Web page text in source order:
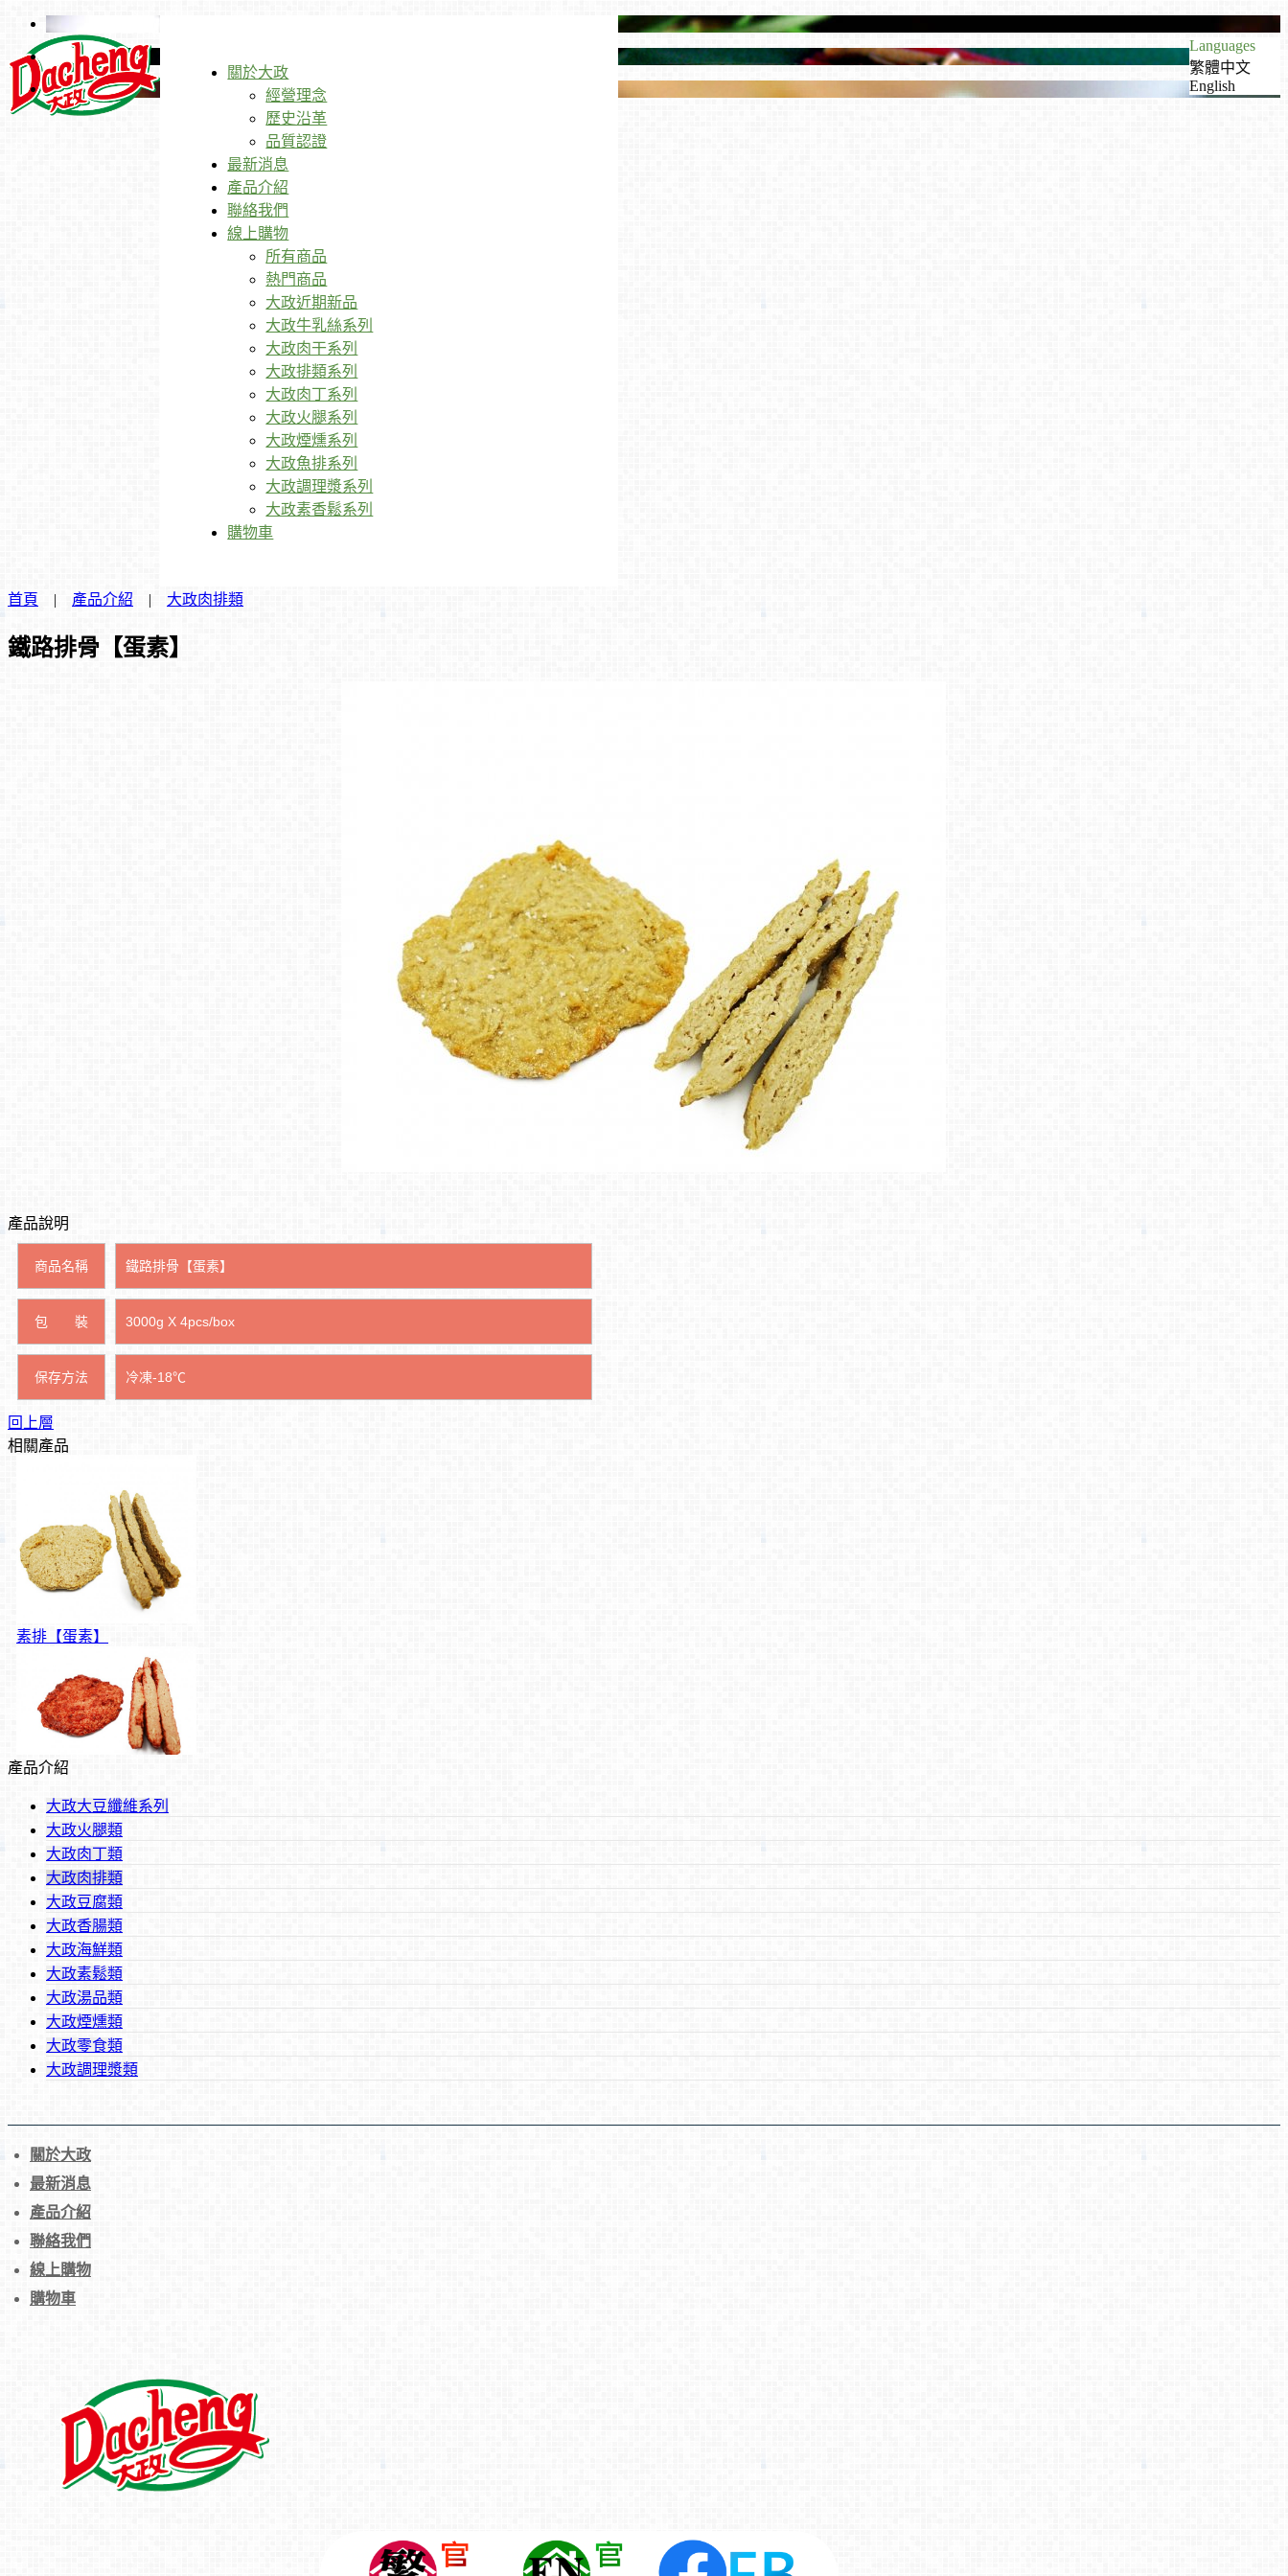
關於大政
經營理念
歷史沿革
品質認證
最新消息
產品介紹
聯絡我們
線上購物
所有商品
熱門商品
大政近期新品
大政牛乳絲系列
大政肉干系列
大政排類系列
大政肉丁系列
大政火腿系列
大政煙燻系列
大政魚排系列
大政調理漿系列
大政素香鬆系列
購物車
Languages
繁體中文
English
首頁 | 產品介紹 | 大政肉排類
鐵路排骨【蛋素】
產品說明
商品名稱 鐵路排骨【蛋素】
包 裝 3000g X 4pcs/box
保存方法 冷凍-18℃
回上層
相關產品
素排【蛋素】
紅麴排【純素 / 蛋素】
香雞排【純素 / 蛋素】
香酥排【蛋素】
御品牛排【蛋素】
產品介紹
大政大豆纖維系列
大政火腿類
大政肉丁類
大政肉排類
大政豆腐類
大政香腸類
大政海鮮類
大政素鬆類
大政湯品類
大政煙燻類
大政零食類
大政調理漿類
關於大政
最新消息
產品介紹
聯絡我們
線上購物
購物車